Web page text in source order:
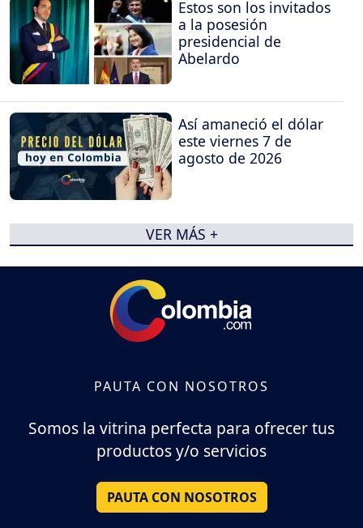
Estos son los invitados
a la posesión
presidencial de
Abelardo
Así amaneció el dólar
este viernes 7 de
agosto de 2026
VER MÁS +
PAUTA CON NOSOTROS
Somos la vitrina perfecta para ofrecer tus
productos y/o servicios
PAUTA CON NOSOTROS